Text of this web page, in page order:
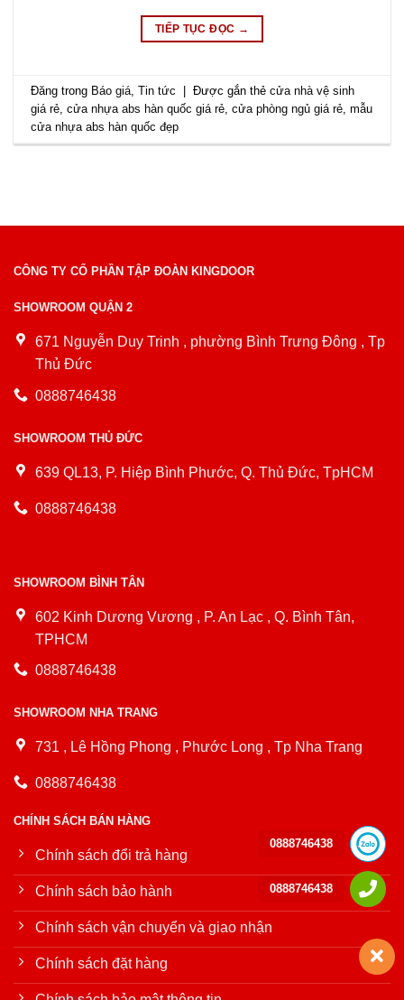
TIẾP TỤC ĐỌC →
Đăng trong Báo giá ,Tin tức | Được gắn thẻcửa nhà vệ sinh
giá rẻ ,cửa nhựa abs hàn quốc giá rẻ ,cửa phòng ngủ giá rẻ ,mẫu
cửa nhựa abs hàn quốc đẹp
CÔNG TY CỔ PHẦN TẬP ĐOÀN KINGDOOR
SHOWROOM QUẬN 2
671 Nguyễn Duy Trinh , phường Bình Trưng Đông , Tp
Thủ Đức
0888746438
SHOWROOM THỦ ĐỨC
639 QL13, P. Hiệp Bình Phước, Q. Thủ Đức, TpHCM
0888746438
SHOWROOM BÌNH TÂN
602 Kinh Dương Vương , P. An Lạc , Q. Bình Tân,
TPHCM
0888746438
SHOWROOM NHA TRANG
731 , Lê Hồng Phong , Phước Long , Tp Nha Trang
0888746438
CHÍNH SÁCH BÁN HÀNG
Chính sách đổi trả hàng
Chính sách bảo hành
Chính sách vận chuyển và giao nhận
Chính sách đặt hàng
0888746438
0888746438